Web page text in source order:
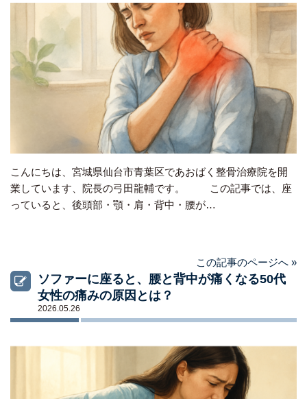
こんにちは、宮城県仙台市青葉区であおばく整骨治療院を開
業しています、院長の弓田龍輔です。 この記事では、座
っていると、後頭部・顎・肩・背中・腰が…
この記事のページへ »
ソファーに座ると、腰と背中が痛くなる50代
女性の痛みの原因とは？
2026.05.26